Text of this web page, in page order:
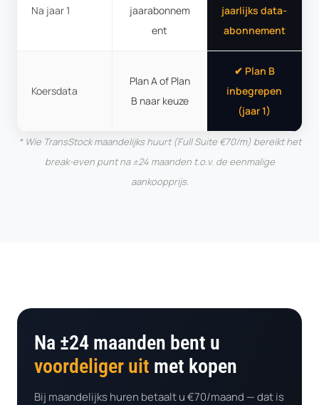
Na jaar 1
jaarabonnem
ent
jaarlijks data-
abonnement
Koersdata
Plan A of Plan
B naar keuze
✔ Plan B
inbegrepen
(jaar 1)
* Wie TransStock maandelijks huurt (Full Suite €70/m) bereikt het
break-even punt na ±24 maanden t.o.v. de eenmalige
aankoopprijs.
Na ±24 maanden bent u
voordeliger uit met kopen
Bij maandelijks huren betaalt u €70/maand — dat is